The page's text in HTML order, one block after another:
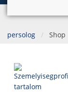
persolog Shop